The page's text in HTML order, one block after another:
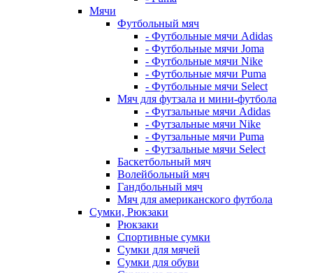
Мячи
Футбольный мяч
- Футбольные мячи Adidas
- Футбольные мячи Joma
- Футбольные мячи Nike
- Футбольные мячи Puma
- Футбольные мячи Select
Мяч для футзала и мини-футбола
- Футзальные мячи Adidas
- Футзальные мячи Nike
- Футзальные мячи Puma
- Футзальные мячи Select
Баскетбольный мяч
Волейбольный мяч
Гандбольный мяч
Мяч для американского футбола
Сумки, Рюкзаки
Рюкзаки
Спортивные сумки
Сумки для мячей
Сумки для обуви